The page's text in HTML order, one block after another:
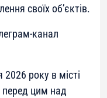
своїх об’єктів.
канал
2026 року в місті
перед цим над